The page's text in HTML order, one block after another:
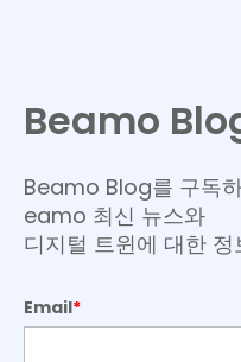
Beamo
Beamo Blog를 구독
eamo 최신 뉴스와
디지털 트윈에 대한
Email*